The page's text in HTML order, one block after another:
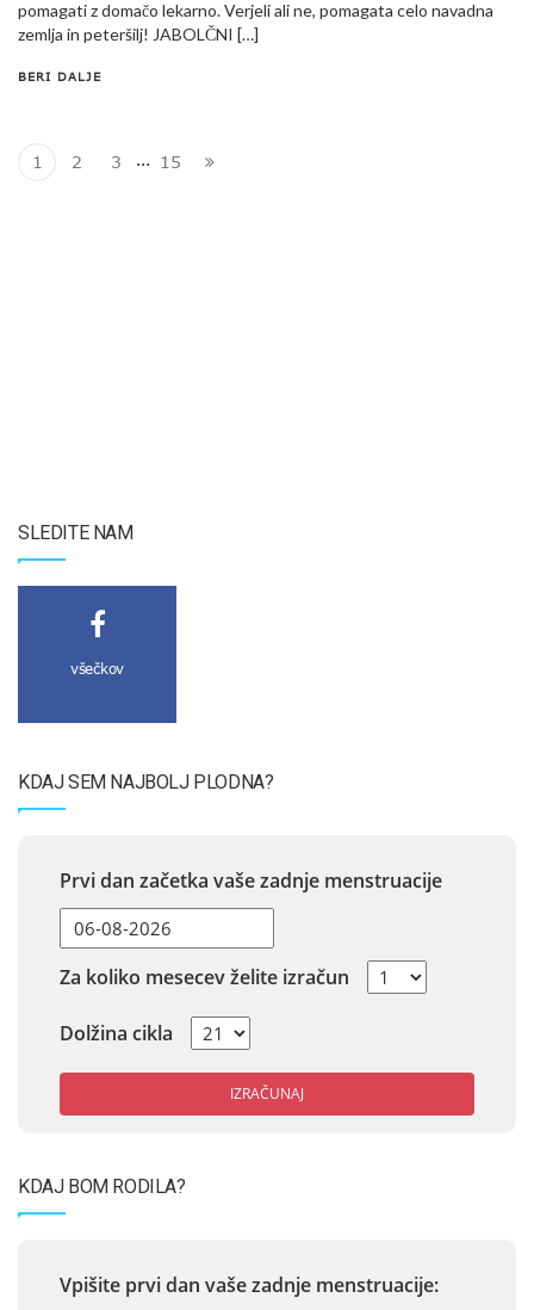
pomagati z domačo lekarno. Verjeli ali ne, pomagata celo navadna
zemlja in peteršilj! JABOLČNI […]
BERI DALJE
1 2 3 … 15
SLEDITE NAM
všečkov
KDAJ SEM NAJBOLJ PLODNA?
Prvi dan začetka vaše zadnje menstruacije
Za koliko mesecev želite izračun
Dolžina cikla
IZRAČUNAJ
KDAJ BOM RODILA?
Vpišite prvi dan vaše zadnje menstruacije: